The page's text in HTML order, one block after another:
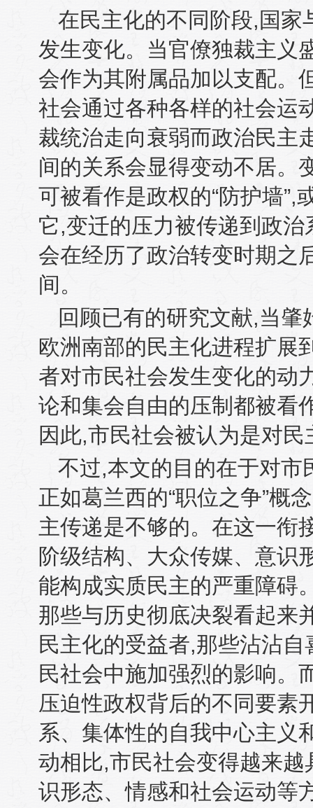
在民主化的不同阶段, 国家
发生变化。当官僚独裁主义
会作为其附属品加以支配。
社会通过各种各样的社会运
裁统治走向衰弱而政治民主
间的关系会显得变动不居。
可被看作是政权的“防护墙”,
它,变迁的压力被传递到政
会在经历了政治转变时期之
间。
回顾已有的研究文献,当肇
欧洲南部的民主化进程扩展
者对市民社会发生变化的动
论和集会自由的压制都被看
因此,市民社会被认为是对
不过,本文的目的在于对市
正如葛兰西的“职位之争”概
主传递是不够的。在这一衔
阶级结构、大众传媒、意识
能构成实质民主的严重障碍
那些与历史彻底决裂看起来
民主化的受益者,那些沾沾自
民社会中施加强烈的影响。
压迫性政权背后的不同要素
系、集体性的自我中心主义
动相比,市民社会变得越来
识形态、情感和社会运动等